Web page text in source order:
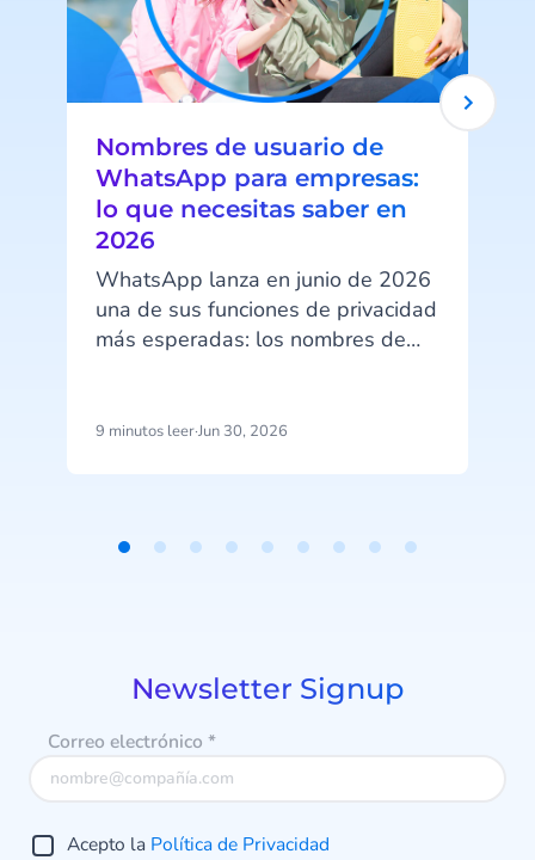
Nombres de usuario de
WhatsApp para empresas:
lo que necesitas saber en
2026
WhatsApp lanza en junio de 2026
una de sus funciones de privacidad
más esperadas: los nombres de
de teléfono al contactar con tu
identificas clientes, gestionas
9 minutos leer·Jun 30, 2026
Newsletter Signup
Correo electrónico *
Acepto la Política de Privacidad